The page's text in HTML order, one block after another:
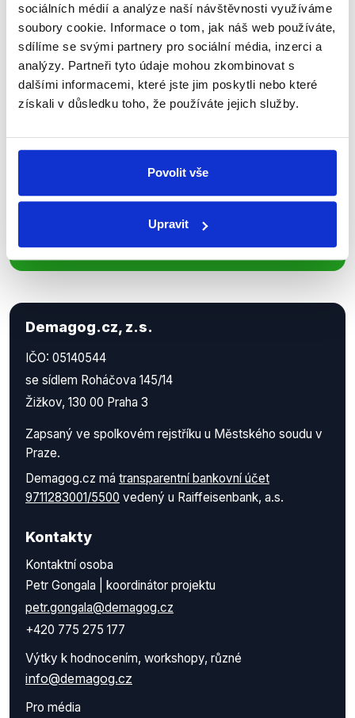
sociálních médií a analýze naší návštěvnosti využíváme
soubory cookie. Informace o tom, jak náš web používáte,
sdílíme se svými partnery pro sociální média, inzerci a
analýzy. Partneři tyto údaje mohou zkombinovat s
dalšími informacemi, které jste jim poskytli nebo které
získali v důsledku toho, že používáte jejich služby.
Povolit vše
Upravit
Sociální sítě
Nenechte si ujít nejnovější události
z Demagog.cz. Sdílením našich
práci.
Demagog.cz, z.s.
IČO: 05140544
se sídlem Roháčova 145/14
Žižkov, 130 00 Praha 3
Zapsaný ve spolkovém rejstříku u Městského soudu v
Praze.
Demagog.cz má transparentní bankovní účet
9711283001/5500 vedený u Raiffeisenbank, a.s.
Kontakty
Kontaktní osoba
Petr Gongala | koordinátor projektu
petr.gongala@demagog.cz
+420 775 275 177
Výtky k hodnocením, workshopy, různé
info@demagog.cz
Pro média